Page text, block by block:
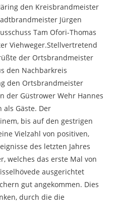
den Kreisbrandmeister
Jürgen
Tam Ofori-Thomas
Viehweger.Stellvertretend
der Ortsbrandmeister
den Nachbarkreis
den Ortsbrandmeister
der Güstrower Wehr Hannes
Gäste. Der
bis auf den gestrigen
Vielzahl von positiven,
des letzten Jahres
welches das erste Mal von
ausgerichtet
gut angekommen. Dies
durch die die